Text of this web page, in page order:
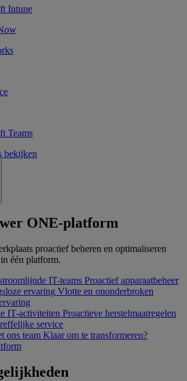
Intune
Teams
bekijken
ONE-platform
proactief beheren en optimaliseren
één platform.
IT-teams Proactief apparaatbeheer
ervaring Vlotte en ononderbroken
IT-activiteiten Proactieve herstelmaatregelen
service
ons team Klaar om te transformeren?